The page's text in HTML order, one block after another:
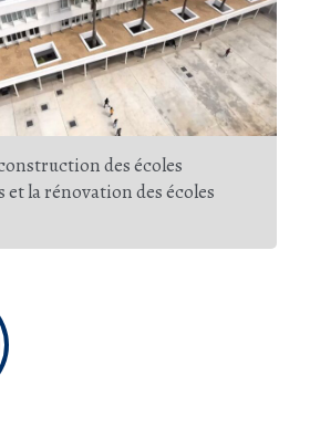
des écoles
et la rénovation des écoles